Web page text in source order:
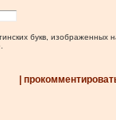
букв, изображенных
| прокомментировать